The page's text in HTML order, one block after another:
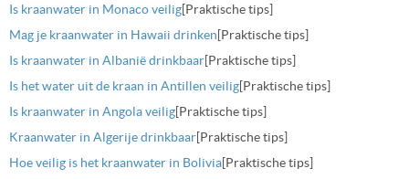
Is kraanwater in Monaco veilig[Praktische tips]
Mag je kraanwater in Hawaii drinken[Praktische tips]
Is kraanwater in Albanië drinkbaar[Praktische tips]
Is het water uit de kraan in Antillen veilig[Praktische tips]
Is kraanwater in Angola veilig[Praktische tips]
Kraanwater in Algerije drinkbaar[Praktische tips]
Hoe veilig is het kraanwater in Bolivia[Praktische tips]